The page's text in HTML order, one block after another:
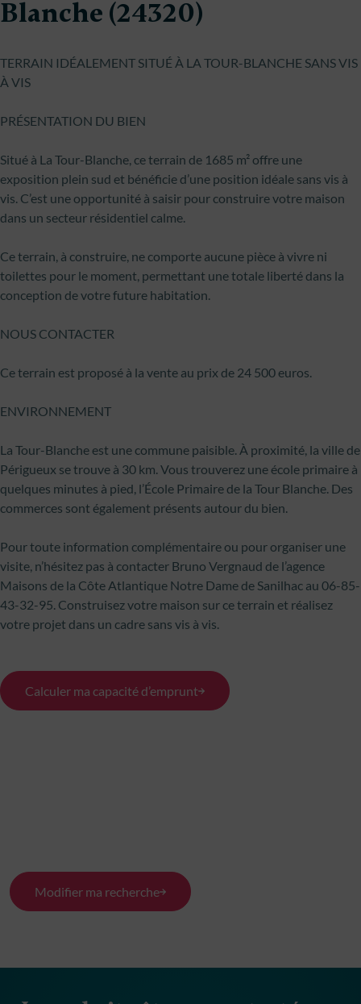
Blanche (24320)
TERRAIN IDÉALEMENT SITUÉ À LA TOUR-BLANCHE SANS VIS
À VIS
PRÉSENTATION DU BIEN
Situé à La Tour-Blanche, ce terrain de 1685 m² offre une
exposition plein sud et bénéficie d’une position idéale sans vis à
vis. C’est une opportunité à saisir pour construire votre maison
dans un secteur résidentiel calme.
Ce terrain, à construire, ne comporte aucune pièce à vivre ni
toilettes pour le moment, permettant une totale liberté dans la
conception de votre future habitation.
NOUS CONTACTER
Ce terrain est proposé à la vente au prix de 24 500 euros.
ENVIRONNEMENT
La Tour-Blanche est une commune paisible. À proximité, la ville de
Périgueux se trouve à 30 km. Vous trouverez une école primaire à
quelques minutes à pied, l’École Primaire de la Tour Blanche. Des
commerces sont également présents autour du bien.
Pour toute information complémentaire ou pour organiser une
visite, n’hésitez pas à contacter Bruno Vergnaud de l’agence
Maisons de la Côte Atlantique Notre Dame de Sanilhac au 06-85-
43-32-95. Construisez votre maison sur ce terrain et réalisez
votre projet dans un cadre sans vis à vis.
Calculer ma capacité d’emprunt
Modifier ma recherche